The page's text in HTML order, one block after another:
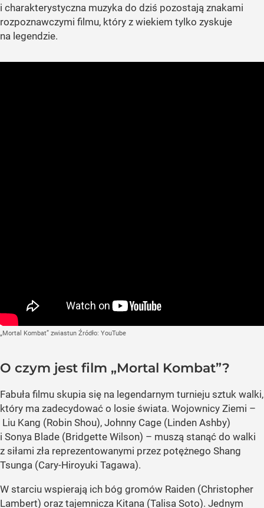
i charakterystyczna muzyka do dziś pozostają znakami
rozpoznawczymi filmu, który z wiekiem tylko zyskuje
na legendzie.
„Mortal Kombat” zwiastun Źródło: YouTube
O czym jest film „Mortal Kombat”?
Fabuła filmu skupia się na legendarnym turnieju sztuk walki,
który ma zadecydować o losie świata. Wojownicy Ziemi –
Liu Kang (Robin Shou), Johnny Cage (Linden Ashby)
i Sonya Blade (Bridgette Wilson) – muszą stanąć do walki
z siłami zła reprezentowanymi przez potężnego Shang
Tsunga (Cary-Hiroyuki Tagawa).
W starciu wspierają ich bóg gromów Raiden (Christopher
Lambert) oraz tajemnicza Kitana (Talisa Soto). Jednym